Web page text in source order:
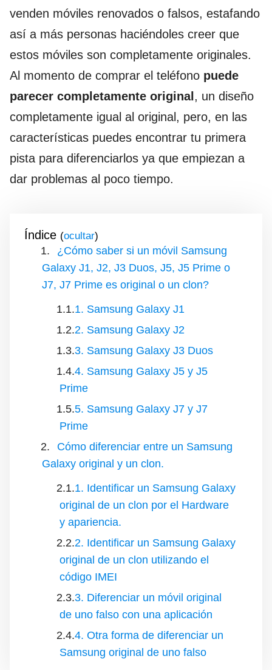
venden móviles renovados o falsos, estafando
así a más personas haciéndoles creer que
estos móviles son completamente originales.
Al momento de comprar el teléfono puede
parecer completamente original , un diseño
completamente igual al original, pero, en las
características puedes encontrar tu primera
pista para diferenciarlos ya que empiezan a
dar problemas al poco tiempo.
Índice ( )
¿Cómo saber si un móvil Samsung
Galaxy J1, J2, J3 Duos, J5, J5 Prime o
J7, J7 Prime es original o un clon?
1. Samsung Galaxy J1
2. Samsung Galaxy J2
3. Samsung Galaxy J3 Duos
4. Samsung Galaxy J5 y J5
Prime
5. Samsung Galaxy J7 y J7
Prime
Cómo diferenciar entre un Samsung
Galaxy original y un clon.
1. Identificar un Samsung Galaxy
original de un clon por el Hardware
y apariencia.
2. Identificar un Samsung Galaxy
original de un clon utilizando el
código IMEI
3. Diferenciar un móvil original
de uno falso con una aplicación
4. Otra forma de diferenciar un
Samsung original de uno falso